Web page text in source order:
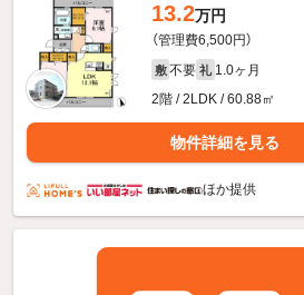
13.2万円
（管理費6,500円）
敷 不要 礼 1.0ヶ月
2階 / 2LDK / 60.88㎡
物件詳細を見る
ほか提供